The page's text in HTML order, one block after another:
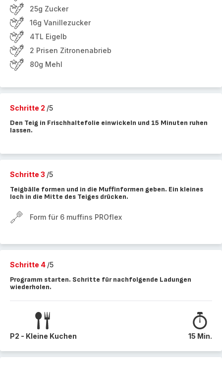
25g Zucker
16g Vanillezucker
4TL Eigelb
2 Prisen Zitronenabrieb
80g Mehl
Schritte 2 /5
Den Teig in Frischhaltefolie einwickeln und 15 Minuten ruhen
lassen.
Schritte 3 /5
Teigbälle formen und in die Muffinformen geben. Ein kleines
loch in die Mitte des Teiges drücken.
Form für 6 muffins PROflex
Schritte 4 /5
Programm starten. Schritte für nachfolgende Ladungen
wiederholen.
P2 - Kleine Kuchen 15 Min.